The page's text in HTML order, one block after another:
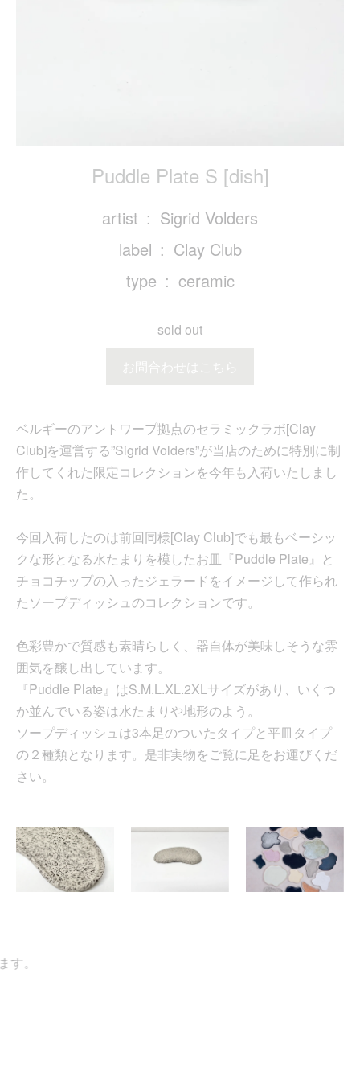
Puddle Plate S [dish]
artist
Sigrid Volders
label
Clay Club
type
ceramic
sold out
お問合わせはこちら
ベルギーのアントワープ拠点のセラミックラボ[Clay
Club]を運営する”Sigrid Volders”が当店のために特別に制
作してくれた限定コレクションを今年も入荷いたしまし
た。
今回入荷したのは前回同様[Clay Club]でも最もベーシッ
クな形となる水たまりを模したお皿『Puddle Plate』と
チョコチップの入ったジェラードをイメージして作られ
たソープディッシュのコレクションです。
色彩豊かで質感も素晴らしく、器自体が美味しそうな雰
囲気を醸し出しています。
『Puddle Plate』はS.M.L.XL.2XLサイズがあり、いくつ
か並んでいる姿は水たまりや地形のよう。
ソープディッシュは3本足のついたタイプと平皿タイプ
の２種類となります。是非実物をご覧に足をお運びくだ
さい。
。